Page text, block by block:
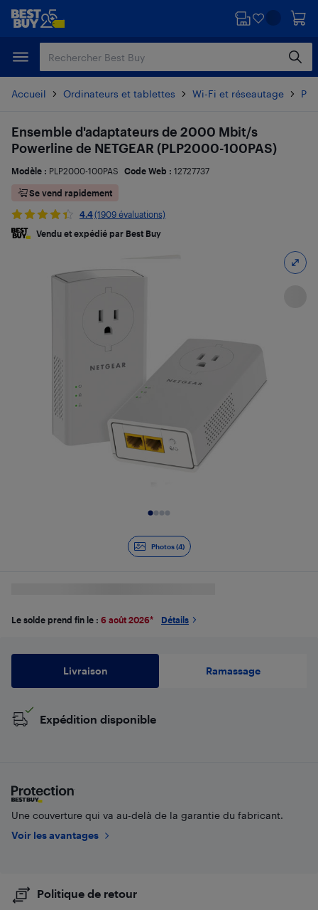
Passer
principal
Passer
Accueil Ordinateurs et tablettes Wi-Fi et réseautage
Photos (4)
Ensemble d'adaptateurs de 2000 Mbit/s
Powerline de NETGEAR (PLP2000-100PAS)
Modèle : PLP2000-100PAS Code Web : 12727737
Se vend rapidement
4.4(1909 évaluations)
Vendu et expédié par Best Buy
Le solde prend fin le : 6 août 2026* Détails
Livraison Ramassage
Expédition disponible
Une couverture qui va au-delà de la garantie du fabricant.
Voir les avantages
Politique de retour